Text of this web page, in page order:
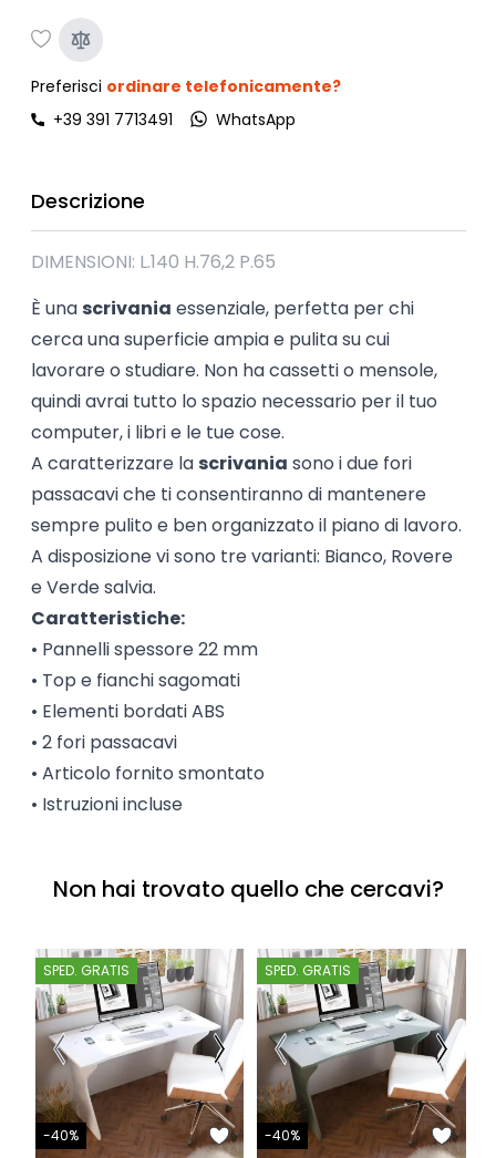
Preferisci ordinare telefonicamente?
+39 391 7713491
WhatsApp
Descrizione
DIMENSIONI: L.140 H.76,2 P.65
È una scrivania essenziale, perfetta per chi
cerca una superficie ampia e pulita su cui
lavorare o studiare. Non ha cassetti o mensole,
quindi avrai tutto lo spazio necessario per il tuo
computer, i libri e le tue cose.
A caratterizzare la scrivania sono i due fori
passacavi che ti consentiranno di mantenere
sempre pulito e ben organizzato il piano di lavoro.
A disposizione vi sono tre varianti: Bianco, Rovere
e Verde salvia.
Caratteristiche:
• Pannelli spessore 22 mm
• Top e fianchi sagomati
• Elementi bordati ABS
• 2 fori passacavi
• Articolo fornito smontato
• Istruzioni incluse
Non hai trovato quello che cercavi?
SPED. GRATIS
-40%
SPED. GRATIS
-40%